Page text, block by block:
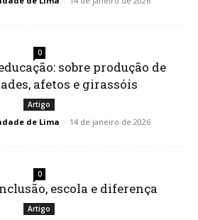
0
sobre produção de
afetos e girassóis
Artigo
de Lima - 14 de janeiro de 2026
0
escola e diferença
Artigo